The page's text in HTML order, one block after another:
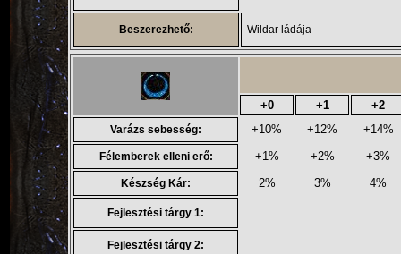
Beszerezhető: Wildar ládája
+0 +1 +2
Varázs sebesség: +10% +12% +14%
Félemberek elleni erő: +1% +2% +3%
Készség Kár: 2% 3% 4%
Fejlesztési tárgy 1:
Fejlesztési tárgy 2: